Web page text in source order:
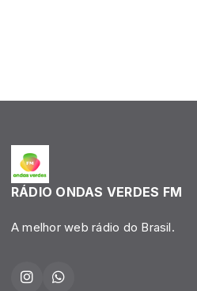
RÁDIO ONDAS VERDES FM
A melhor web rádio do Brasil.